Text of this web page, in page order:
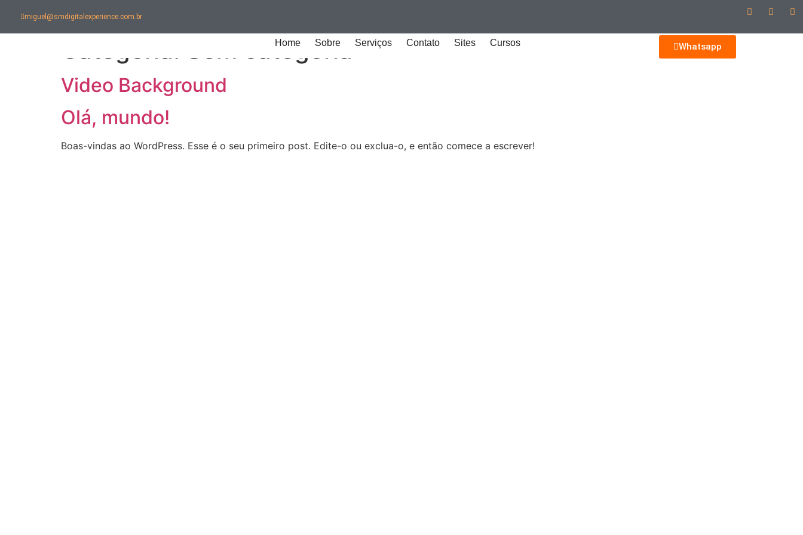
miguel@smdigitalexperience.com.br
Home Sobre Serviços Contato Sites Cursos Whatsapp
Categoria: Sem categoria
Video Background
Olá, mundo!
Boas-vindas ao WordPress. Esse é o seu primeiro post. Edite-o ou exclua-o, e então comece a escrever!